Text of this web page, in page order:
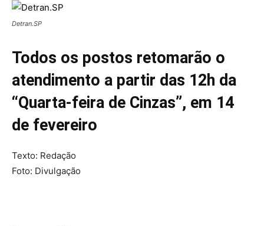
Detran.SP
Todos os postos retomarão o
atendimento a partir das 12h da
“Quarta-feira de Cinzas”, em 14
de fevereiro
Texto: Redação
Foto: Divulgação